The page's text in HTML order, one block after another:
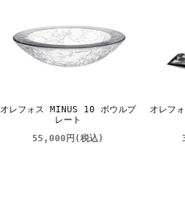
オレフォス MINUS 10 ボウルプ
レート
55,000円 (税込)
オレフ